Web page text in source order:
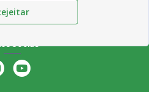
à sexta, das 08h às 13h
Socias